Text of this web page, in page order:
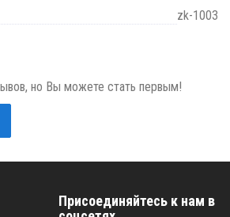
zk-1003
но Вы можете стать первым!
Присоединяйтесь к нам в